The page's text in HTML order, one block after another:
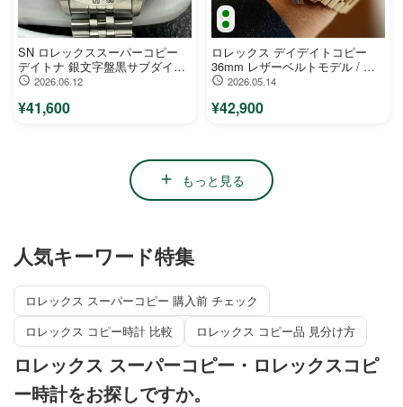
SN ロレックススーパーコピー
デイトナ 銀文字盤黒サブダイヤ
ル Cal.727自動巻きクロノグラフ
2026.06.12
¥41,600
ロレックス デイデイトコピー
36mm レザーベルトモデル / メ
タルベルトモデル128238-0130
2026.05.14
¥42,900
もっと見る
人気キーワード特集
ロレックス スーパーコピー 購入前 チェック
ロレックス コピー時計 比較
ロレックス コピー品 見分け方
ロレックス スーパーコピー・ロレックスコピ
ー時計をお探しですか。